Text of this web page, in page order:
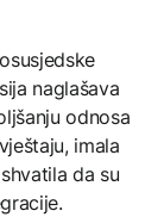
naglašava
odnosa
imala
da su